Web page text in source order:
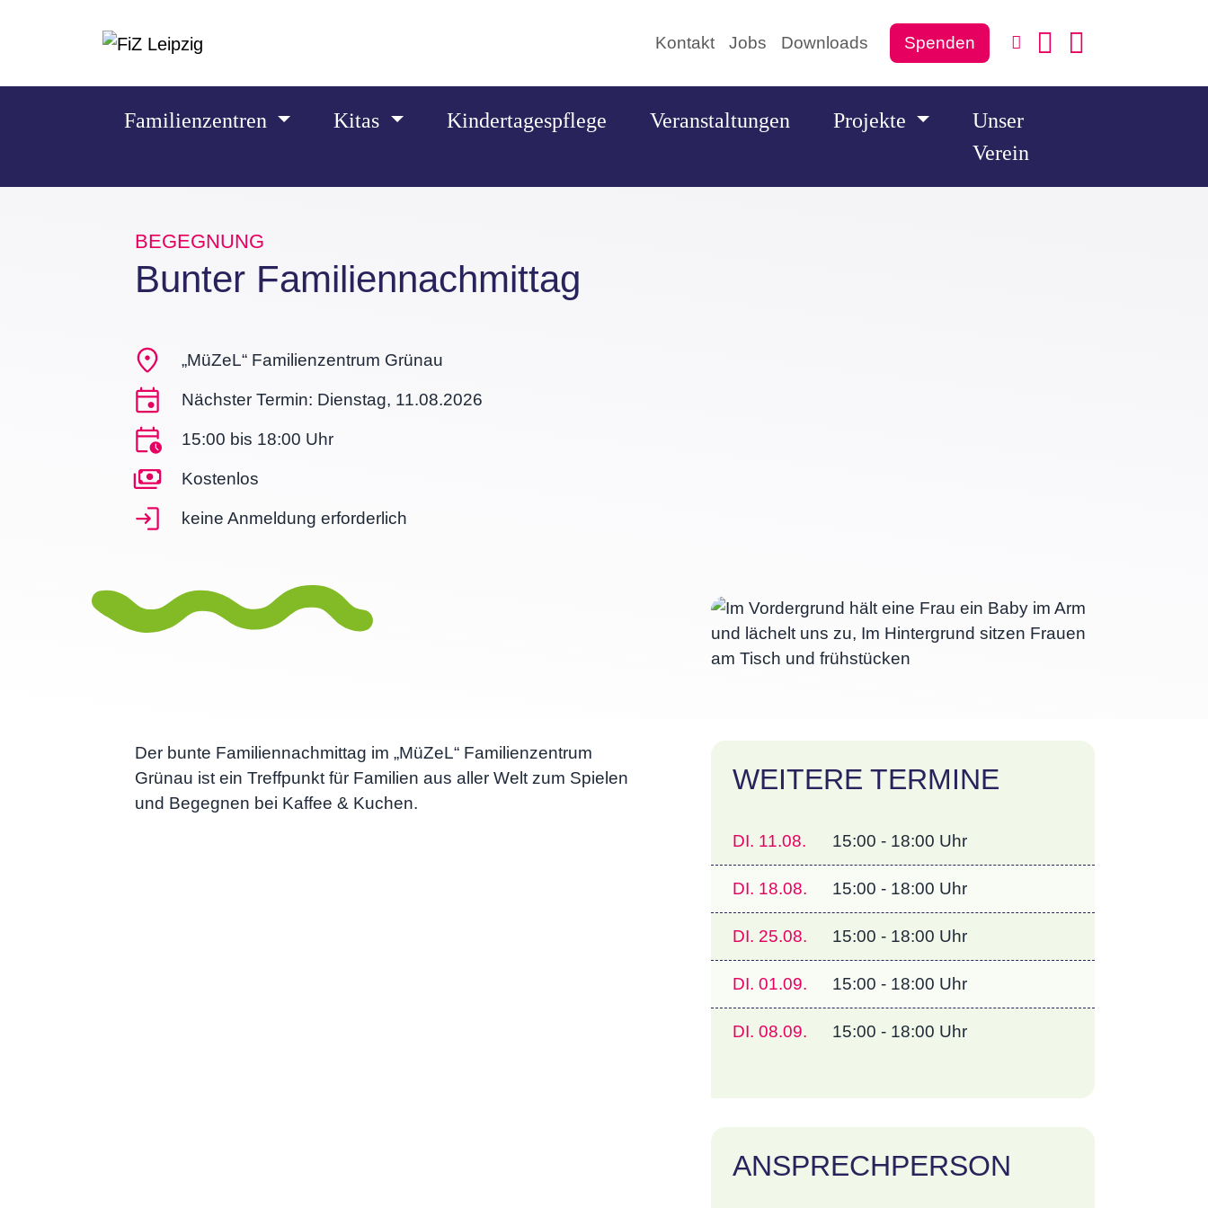
Kontakt
Jobs Downloads Spenden
Familienzentren Kitas Kindertagespflege Veranstaltungen Projekte
Unser
Verein
BEGEGNUNG
Bunter Familiennachmittag
„MüZeL“ Familienzentrum Grünau
Nächster Termin: Dienstag, 11.08.2026
15:00 bis 18:00 Uhr
Kostenlos
keine Anmeldung erforderlich
Der bunte Familiennachmittag im „MüZeL“ Familienzentrum
Grünau ist ein Treffpunkt für Familien aus aller Welt zum Spielen
und Begegnen bei Kaffee & Kuchen.
WEITERE TERMINE
DI. 11.08. 15:00 - 18:00 Uhr
DI. 18.08. 15:00 - 18:00 Uhr
DI. 25.08. 15:00 - 18:00 Uhr
DI. 01.09. 15:00 - 18:00 Uhr
DI. 08.09. 15:00 - 18:00 Uhr
ANSPRECHPERSON